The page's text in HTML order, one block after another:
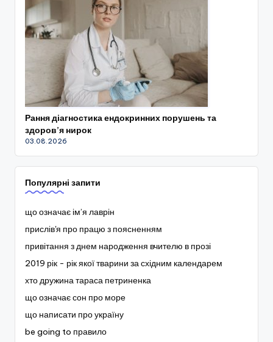
Рання діагностика ендокринних порушень та
здоров’я нирок
03.08.2026
Популярні запити
що означає ім’я лаврін
прислів'я про працю з поясненням
привітання з днем народження вчителю в прозі
2019 рік - рік якої тварини за східним календарем
хто дружина тараса петриненка
що означає сон про море
що написати про україну
be going to правило